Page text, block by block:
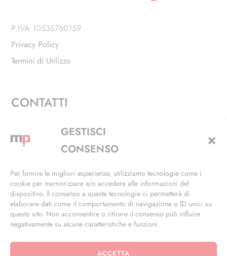
GESTISCI
CONSENSO
Per fornire le migliori esperienze, utilizziamo tecnologie come i
cookie per memorizzare e/o accedere alle informazioni del
dispositivo. Il consenso a queste tecnologie ci permetterà di
elaborare dati come il comportamento di navigazione o ID unici su
questo sito. Non acconsentire o ritirare il consenso può influire
negativamente su alcune caratteristiche e funzioni.
ACCETTA
P.IVA 10536760159
Privacy Policy
Termini di Utilizzo
CONTATTI
Via Alfieri, 27 - Trezzano Sul Naviglio (MI)
+39 02 4846 3155
info@masterphil.it